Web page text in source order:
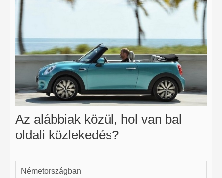
Az alábbiak közül, hol van bal
oldali közlekedés?
Németországban